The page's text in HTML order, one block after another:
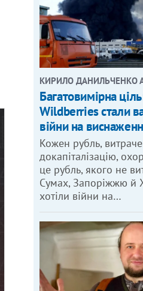
КИРИЛО ДАНИЛЬЧЕНКО
Багатовимірна
Wildberries стали
війни на
Кожен рубль,
докапіталізацію,
це рубль, якого не
Сумах, Запоріжжю й
хотіли війни на…